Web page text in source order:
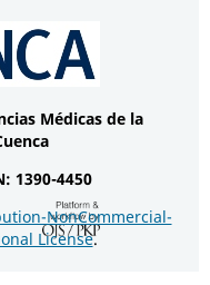
Médicas de la
1390-4450
NonCommercial-
License.